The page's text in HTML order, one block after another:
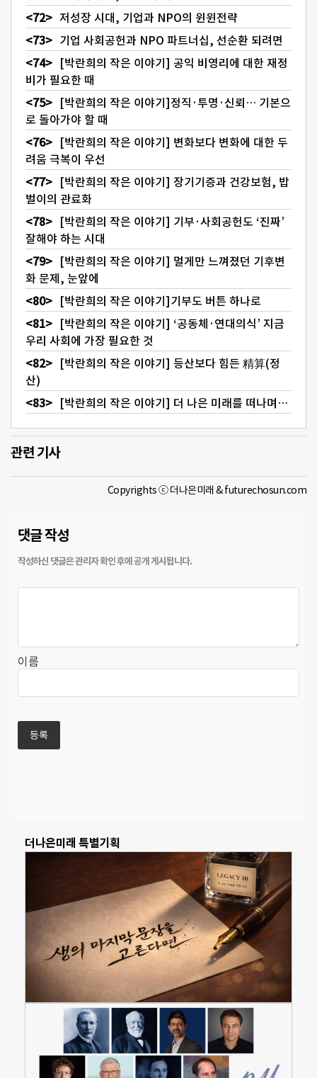
저성장 시대, 기업과 NPO의 윈윈전략
기업 사회공헌과 NPO 파트너십, 선순환 되려면
[박란희의 작은 이야기] 공익 비영리에 대한 재정
비가 필요한 때
[박란희의 작은 이야기]정직·투명·신뢰… 기본으
로 돌아가야 할 때
[박란희의 작은 이야기] 변화보다 변화에 대한 두
려움 극복이 우선
[박란희의 작은 이야기] 장기기증과 건강보험, 밥
벌이의 관료화
[박란희의 작은 이야기] 기부·사회공헌도 ‘진짜’
잘해야 하는 시대
[박란희의 작은 이야기] 멀게만 느껴졌던 기후변
화 문제, 눈앞에
[박란희의 작은 이야기]기부도 버튼 하나로
[박란희의 작은 이야기] ‘공동체·연대의식’ 지금
우리 사회에 가장 필요한 것
[박란희의 작은 이야기] 등산보다 힘든 精算(정
산)
[박란희의 작은 이야기] 더 나은 미래를 떠나며…
관련 기사
Copyrights ⓒ 더나은미래 & futurechosun.com
댓글 작성
이름
더나은미래 특별기획